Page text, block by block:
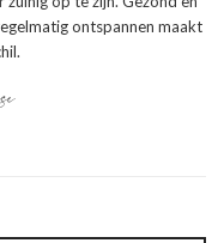
ontspannen maakt